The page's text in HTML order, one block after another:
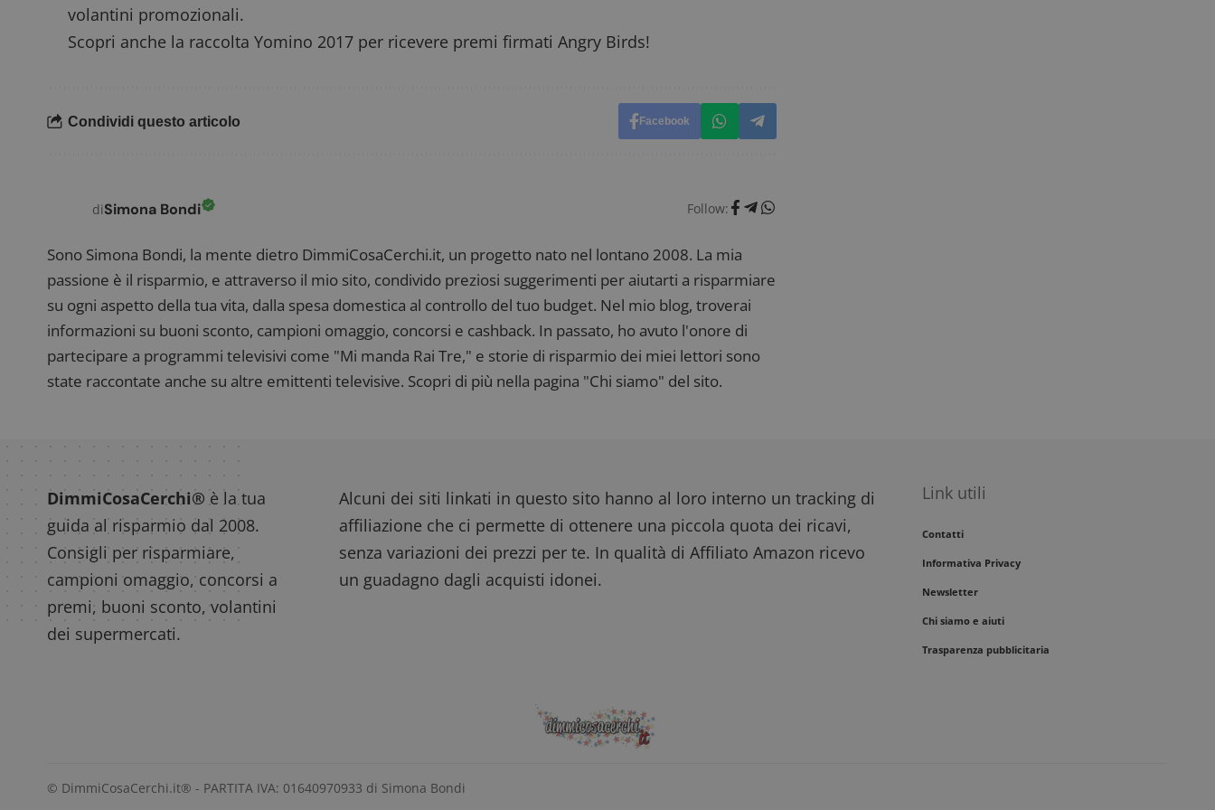
volantini promozionali.
Scopri anche la raccolta Yomino 2017 per ricevere premi firmati Angry Birds!
Condividi questo articolo Facebook
diSimona Bondi Follow:
Sono Simona Bondi, la mente dietro DimmiCosaCerchi.it, un progetto nato nel lontano 2008. La mia
passione è il risparmio, e attraverso il mio sito, condivido preziosi suggerimenti per aiutarti a risparmiare
su ogni aspetto della tua vita, dalla spesa domestica al controllo del tuo budget. Nel mio blog, troverai
informazioni su buoni sconto, campioni omaggio, concorsi e cashback. In passato, ho avuto l'onore di
partecipare a programmi televisivi come "Mi manda Rai Tre," e storie di risparmio dei miei lettori sono
state raccontate anche su altre emittenti televisive. Scopri di più nella pagina "Chi siamo" del sito.
DimmiCosaCerchi® è la tua
guida al risparmio dal 2008.
Consigli per risparmiare,
campioni omaggio, concorsi a
premi, buoni sconto, volantini
dei supermercati.
Alcuni dei siti linkati in questo sito hanno al loro interno un tracking di
affiliazione che ci permette di ottenere una piccola quota dei ricavi,
senza variazioni dei prezzi per te. In qualità di Affiliato Amazon ricevo
un guadagno dagli acquisti idonei.
Link utili
Contatti
Informativa Privacy
Newsletter
Chi siamo e aiuti
Trasparenza pubblicitaria
© DimmiCosaCerchi.it® - PARTITA IVA: 01640970933 di Simona Bondi
ritiene sia un codice di riferimento per il dominio che imposta il
cookie.
Questo cookie viene utilizzato per registrare l'impegno dell'utente
e l'interazione con il sito web, contribuendo a migliorare
l'esperienza dell'utente e analizzare le prestazioni del sito.